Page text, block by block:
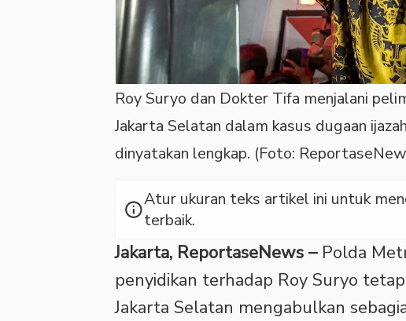
Roy Suryo dan Dokter Tifa menjalani
Jakarta Selatan dalam kasus dugaan
dinyatakan lengkap. (Foto:
infoAtur ukuran teks artikel ini untuk
terbaik.
Jakarta, ReportaseNews –Polda
penyidikan terhadap Roy Suryo
Jakarta Selatan mengabulkan